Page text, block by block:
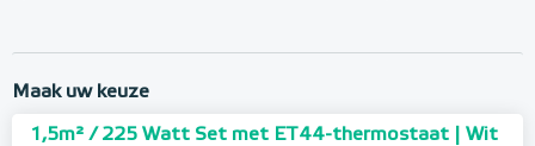
Maak uw keuze
1,5m² / 225 Watt Set met ET44-thermostaat | Wit